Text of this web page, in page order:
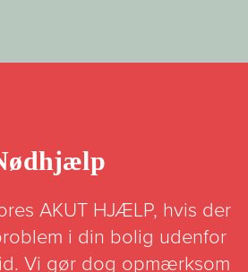
AKUT HJÆLP, hvis der
i din bolig udenfor
Vi gør dog opmærksom